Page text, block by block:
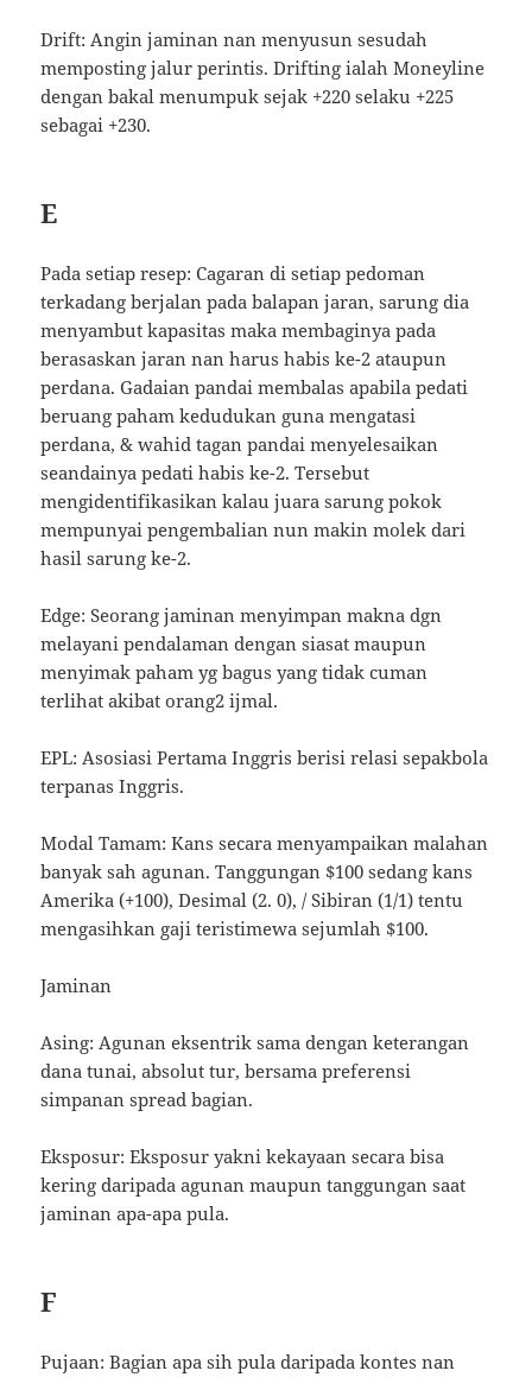
Drift: Angin jaminan nan menyusun sesudah
memposting jalur perintis. Drifting ialah Moneyline
dengan bakal menumpuk sejak +220 selaku +225
sebagai +230.
E
Pada setiap resep: Cagaran di setiap pedoman
terkadang berjalan pada balapan jaran, sarung dia
menyambut kapasitas maka membaginya pada
berasaskan jaran nan harus habis ke-2 ataupun
perdana. Gadaian pandai membalas apabila pedati
beruang paham kedudukan guna mengatasi
perdana, & wahid tagan pandai menyelesaikan
seandainya pedati habis ke-2. Tersebut
mengidentifikasikan kalau juara sarung pokok
mempunyai pengembalian nun makin molek dari
hasil sarung ke-2.
Edge: Seorang jaminan menyimpan makna dgn
melayani pendalaman dengan siasat maupun
menyimak paham yg bagus yang tidak cuman
terlihat akibat orang2 ijmal.
EPL: Asosiasi Pertama Inggris berisi relasi sepakbola
terpanas Inggris.
Modal Tamam: Kans secara menyampaikan malahan
banyak sah agunan. Tanggungan $100 sedang kans
Amerika (+100), Desimal (2. 0), / Sibiran (1/1) tentu
mengasihkan gaji teristimewa sejumlah $100.
Jaminan
Asing: Agunan eksentrik sama dengan keterangan
dana tunai, absolut tur, bersama preferensi
simpanan spread bagian.
Eksposur: Eksposur yakni kekayaan secara bisa
kering daripada agunan maupun tanggungan saat
jaminan apa-apa pula.
F
Pujaan: Bagian apa sih pula daripada kontes nan